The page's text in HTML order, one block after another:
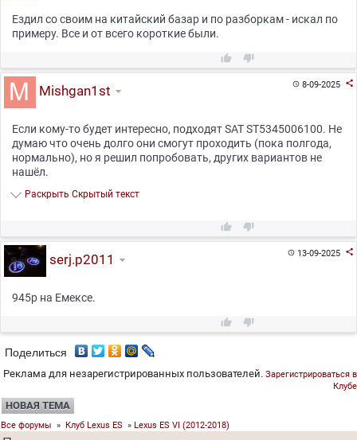
Ездил со своим на китайский базар и по разборкам - искал по
примеру. Все и от всего короткие были.
 
8-09-2025 
Mishgan1st
Если кому-то будет интересно, подходят SAT ST5345006100. Не
думаю что очень долго они смогут проходить (пока полгода,
нормально), но я решил попробовать, других вариантов не
нашёл.
Раскрыть Скрытый текст
 
13-09-2025 
serj.p2011
945р на Емексе.
 
Поделиться
Реклама для незарегистрированных пользователей. Зарегистрироваться в
Клубе
НОВАЯ ТЕМА
Все форумы » Клуб Lexus ES » Lexus ES VI (2012-2018)